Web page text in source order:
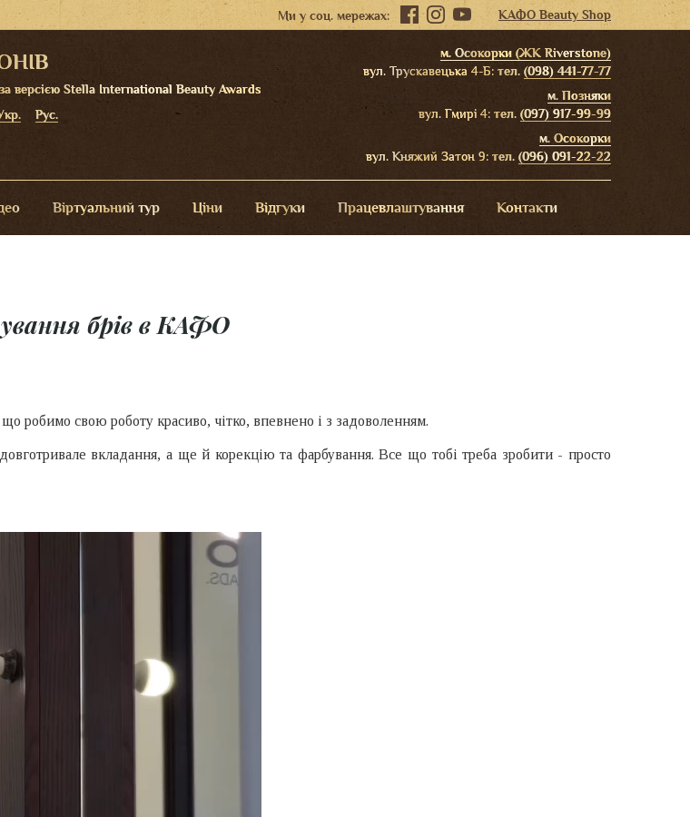
КАФО Beauty Shop
Ми у соц. мережах:
версією Stella International Beauty Awards
Рус.
м. Осокорки (ЖК Riverstone)
вул. Трускавецька 4-Б: тел. (098) 441-77-77
м. Позняки
вул. Гмирі 4: тел. (097) 917-99-99
м. Осокорки
вул. Княжий Затон 9: тел. (096) 091-22-22
Віртуальний тур Ціни Відгуки Працевлаштування Контакти
брів в КАФО
робимо свою роботу красиво, чітко, впевнено і з задоволенням.
вкладання, а ще й корекцію та фарбування. Все що тобі треба зробити - просто